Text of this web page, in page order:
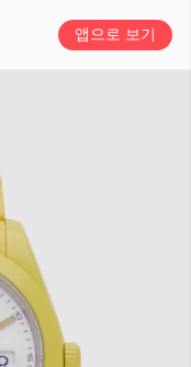
앱으로 보기